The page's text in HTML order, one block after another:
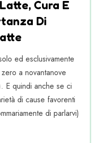
Cura E
Di
ed esclusivamente
a novantanove
E quindi anche se ci
di cause favorenti
di parlarvi)